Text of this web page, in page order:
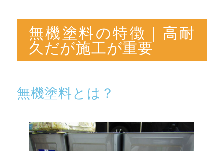
無機塗料の特徴｜高耐
久だが施工が重要
無機塗料とは？